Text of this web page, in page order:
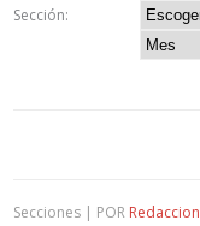
Sección:
Secciones | POR Redaccion